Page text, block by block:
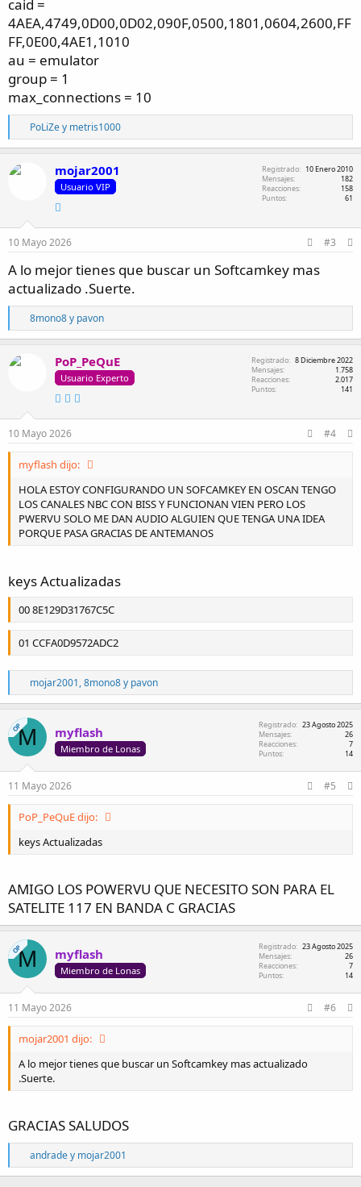
caid =
4AEA,4749,0D00,0D02,090F,0500,1801,0604,2600,FF
FF,0E00,4AE1,1010
au = emulator
group = 1
max_connections = 10
R
e
a
e
s
PoLiZey metris1000
mojar2001
Usuario VIP
Registrado
10 Enero 2010
Mensajes
182
Reacciones
158
Puntos
61
10 Mayo 2026 #3
A lo mejor tienes que buscar un Softcamkey mas
actualizado .Suerte.
R
e
a
e
s
8mono8y pavon
PoP_PeQuE
Usuario Experto
Registrado
8 Diciembre 2022
Mensajes
1.758
Reacciones
2.017
Puntos
141
10 Mayo 2026 #4
myflash dijo:
HOLA ESTOY CONFIGURANDO UN SOFCAMKEY EN OSCAN TENGO
LOS CANALES NBC CON BISS Y FUNCIONAN VIEN PERO LOS
PWERVU SOLO ME DAN AUDIO ALGUIEN QUE TENGA UNA IDEA
PORQUE PASA GRACIAS DE ANTEMANOS
keys Actualizadas
00 8E129D31767C5C
01 CCFA0D9572ADC2
R
e
a
c
c
i
o
n
e
mojar2001,8mono8y pavon
OPM myflash
Miembro de Lonas
Registrado
23 Agosto 2025
Mensajes
26
Reacciones
7
Puntos
14
11 Mayo 2026 #5
PoP_PeQuE dijo:
keys Actualizadas
AMIGO LOS POWERVU QUE NECESITO SON PARA EL
SATELITE 117 EN BANDA C GRACIAS
OPM myflash
Miembro de Lonas
Registrado
23 Agosto 2025
Mensajes
26
Reacciones
7
Puntos
14
11 Mayo 2026 #6
mojar2001 dijo:
A lo mejor tienes que buscar un Softcamkey mas actualizado
.Suerte.
GRACIAS SALUDOS
R
e
a
andradey mojar2001